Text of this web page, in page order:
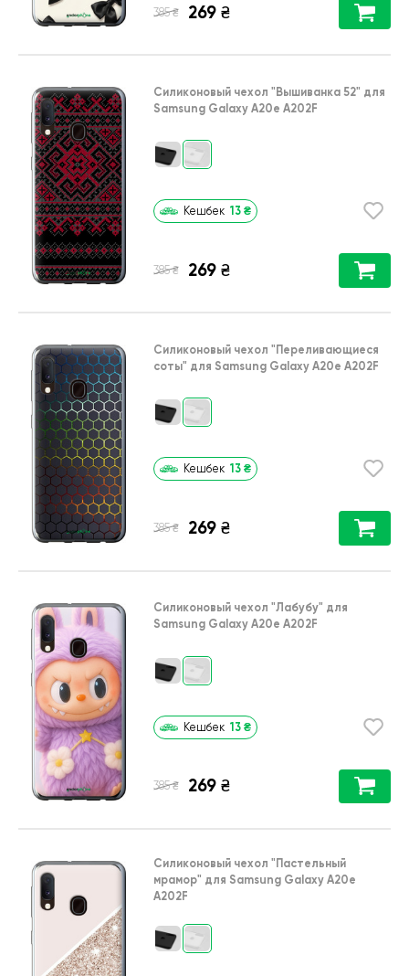
385 ₴ 269 ₴
Силиконовый чехол "Вышиванка 52" для
Samsung Galaxy A20e A202F
Кешбек 13 ₴
385 ₴ 269 ₴
Силиконовый чехол "Переливающиеся
соты" для Samsung Galaxy A20e A202F
Кешбек 13 ₴
385 ₴ 269 ₴
Силиконовый чехол "Лабубу" для
Samsung Galaxy A20e A202F
Кешбек 13 ₴
385 ₴ 269 ₴
Силиконовый чехол "Пастельный
мрамор" для Samsung Galaxy A20e
A202F